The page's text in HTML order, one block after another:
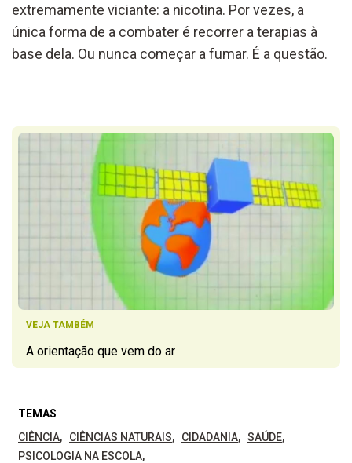
extremamente viciante: a nicotina. Por vezes, a
única forma de a combater é recorrer a terapias à
base dela. Ou nunca começar a fumar. É a questão.
VEJA TAMBÉM
A orientação que vem do ar
TEMAS
CIÊNCIA
CIÊNCIAS NATURAIS CIDADANIA
SAÚDE
PSICOLOGIA NA ESCOLA